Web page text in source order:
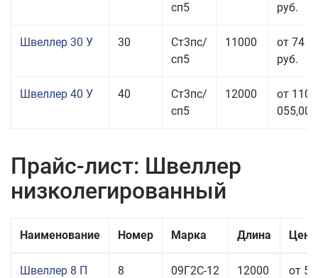
сп5
руб.
Швеллер 30 У 30
Ст3пс/
сп5
11000
от 74
руб.
Швеллер 40 У 40
Ст3пс/
сп5
12000
от 110
055,00
Прайс-лист: Швеллер
низколегированный
Наименование Номер Марка Длина Цена
Швеллер 8 П 8 09Г2С-12 12000
от